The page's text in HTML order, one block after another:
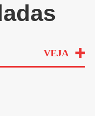
VEJA